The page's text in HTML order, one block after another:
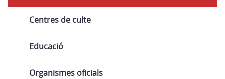
Centres de culte
Educació
Organismes oficials